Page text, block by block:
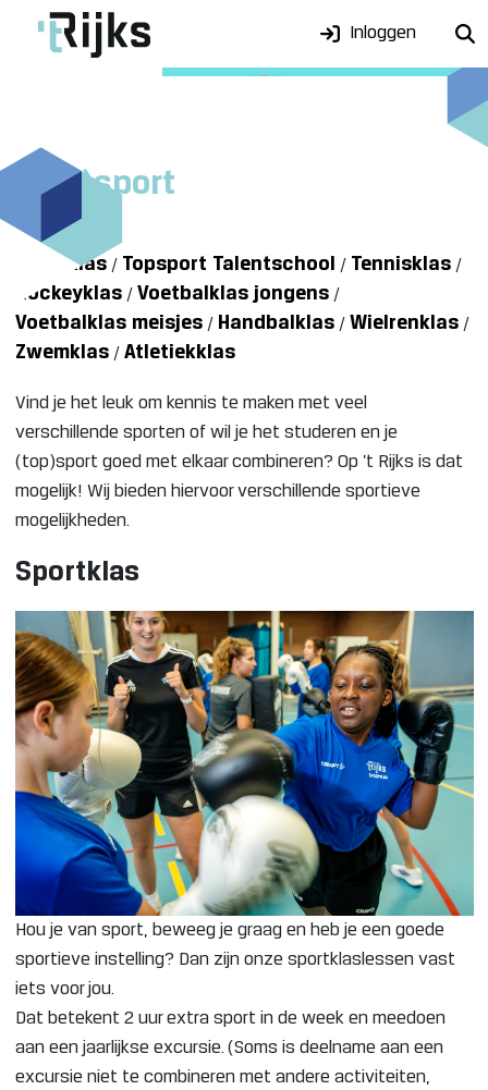
Inloggen
(Top)sport
Snel naar:
Sportklas/ Topsport Talentschool / Tennisklas/
Hockeyklas/ Voetbalklas jongens/
Voetbalklas meisjes/ Handbalklas/ Wielrenklas/
Zwemklas/ Atletiekklas
Vind je het leuk om kennis te maken met veel
verschillende sporten of wil je het studeren en je
(top)sport goed met elkaar combineren? Op ’t Rijks is dat
mogelijk! Wij bieden hiervoor verschillende sportieve
mogelijkheden.
Sportklas
Hou je van sport, beweeg je graag en heb je een goede
sportieve instelling? Dan zijn onze sportklaslessen vast
iets voor jou.
Dat betekent 2 uur extra sport in de week en meedoen
aan een jaarlijkse excursie. (Soms is deelname aan een
excursie niet te combineren met andere activiteiten,